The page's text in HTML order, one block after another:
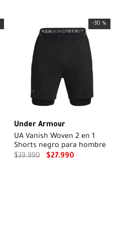
-30 %
Under Armour
UA Vanish Woven 2 en 1
Shorts negro para hombre
$39.990 $27.990